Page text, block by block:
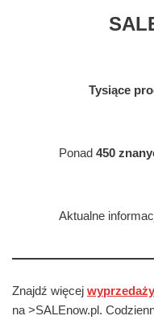
Tysiące
Ponad 450
Aktualne
Znajdź więcej wyprzedaży
na >SALEnow.pl.